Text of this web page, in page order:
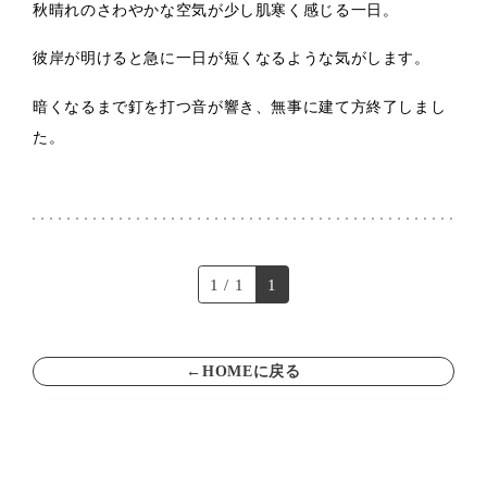
秋晴れのさわやかな空気が少し肌寒く感じる一日。
彼岸が明けると急に一日が短くなるような気がします。
暗くなるまで釘を打つ音が響き、無事に建て方終了しまし
た。
1 / 1 1
←HOMEに戻る